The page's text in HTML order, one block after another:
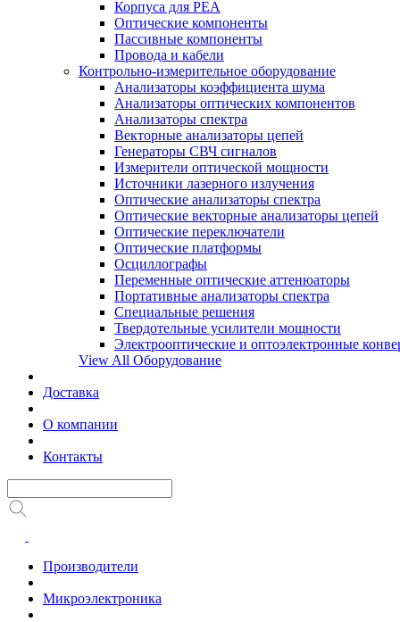
Корпуса для РЕА
Оптические компоненты
Пассивные компоненты
Провода и кабели
Контрольно-измерительное оборудование
Анализаторы коэффициента шума
Анализаторы оптических компонентов
Анализаторы спектра
Векторные анализаторы цепей
Генераторы СВЧ сигналов
Измерители оптической мощности
Источники лазерного излучения
Оптические анализаторы спектра
Оптические векторные анализаторы цепей
Оптические переключатели
Оптические платформы
Осциллографы
Переменные оптические аттенюаторы
Портативные анализаторы спектра
Специальные решения
Твердотельные усилители мощности
Электрооптические и оптоэлектронные
View All Оборудование
Доставка
О компании
Контакты
Производители
Микроэлектроника